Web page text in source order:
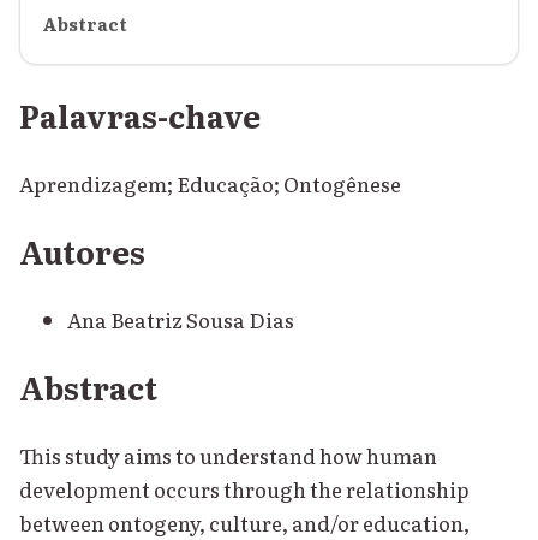
Abstract
Palavras-chave
Aprendizagem; Educação; Ontogênese
Autores
Ana Beatriz Sousa Dias
Abstract
This study aims to understand how human
development occurs through the relationship
between ontogeny, culture, and/or education,